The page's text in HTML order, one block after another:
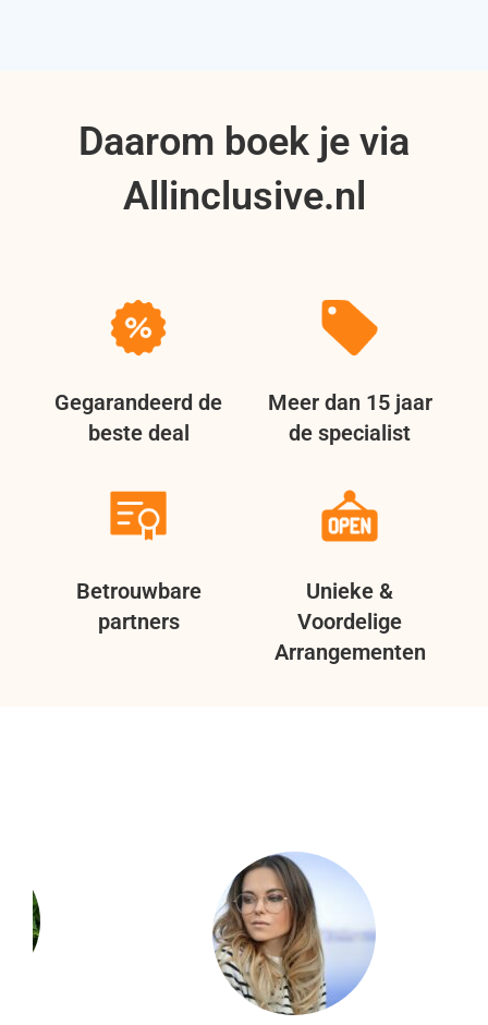
Daarom boek je via
Allinclusive.nl
Gegarandeerd de
beste deal
Meer dan 15 jaar
de specialist
Betrouwbare
partners
Unieke &
Voordelige
Arrangementen